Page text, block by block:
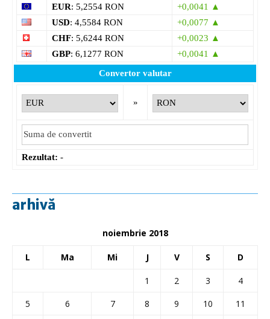
EUR: 5,2554 RON
+0,0041 ▲
USD: 4,5584 RON
+0,0077 ▲
CHF: 5,6244 RON
+0,0023 ▲
GBP: 6,1277 RON
+0,0041 ▲
Convertor valutar
»
Rezultat: -
arhivă
noiembrie 2018
L Ma Mi J V S D
1 2 3
4
5
6 7 8 9 10
11